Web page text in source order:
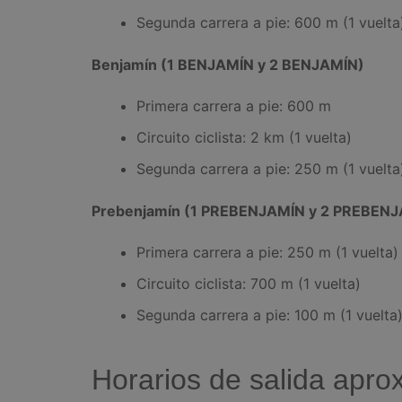
Segunda carrera a pie: 600 m (1
Benjamín (1 BENJAMÍN y 2 BENJAMÍN)
Primera carrera a pie: 600 m
Circuito ciclista: 2 km (1 vuelta)
Segunda carrera a pie: 250 m (1
Prebenjamín (1 PREBENJAMÍN y 2
Primera carrera a pie: 250 m (1 vuelta)
Circuito ciclista: 700 m (1 vuelta)
Segunda carrera a pie: 100 m (1 vuelta)
Horarios de salida